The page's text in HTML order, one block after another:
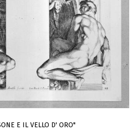
E IL VELLO D' ORO"